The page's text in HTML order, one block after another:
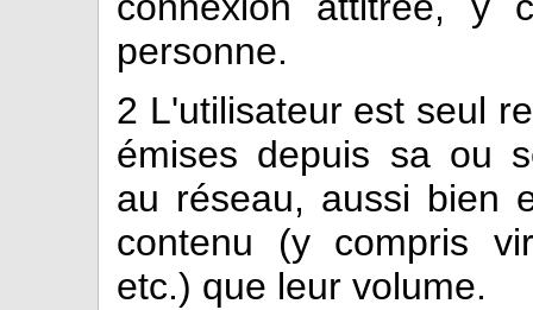
personne.
2 L'utilisateur est seul
émises depuis sa ou
au réseau, aussi bien
contenu (y compris
etc.) que leur volume.